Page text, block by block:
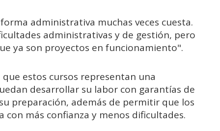
administrativa muchas veces cuesta.
administrativas y de gestión, pero
ya son proyectos en funcionamiento".
estos cursos representan una
desarrollar su labor con garantías de
preparación, además de permitir que los
más confianza y menos dificultades.